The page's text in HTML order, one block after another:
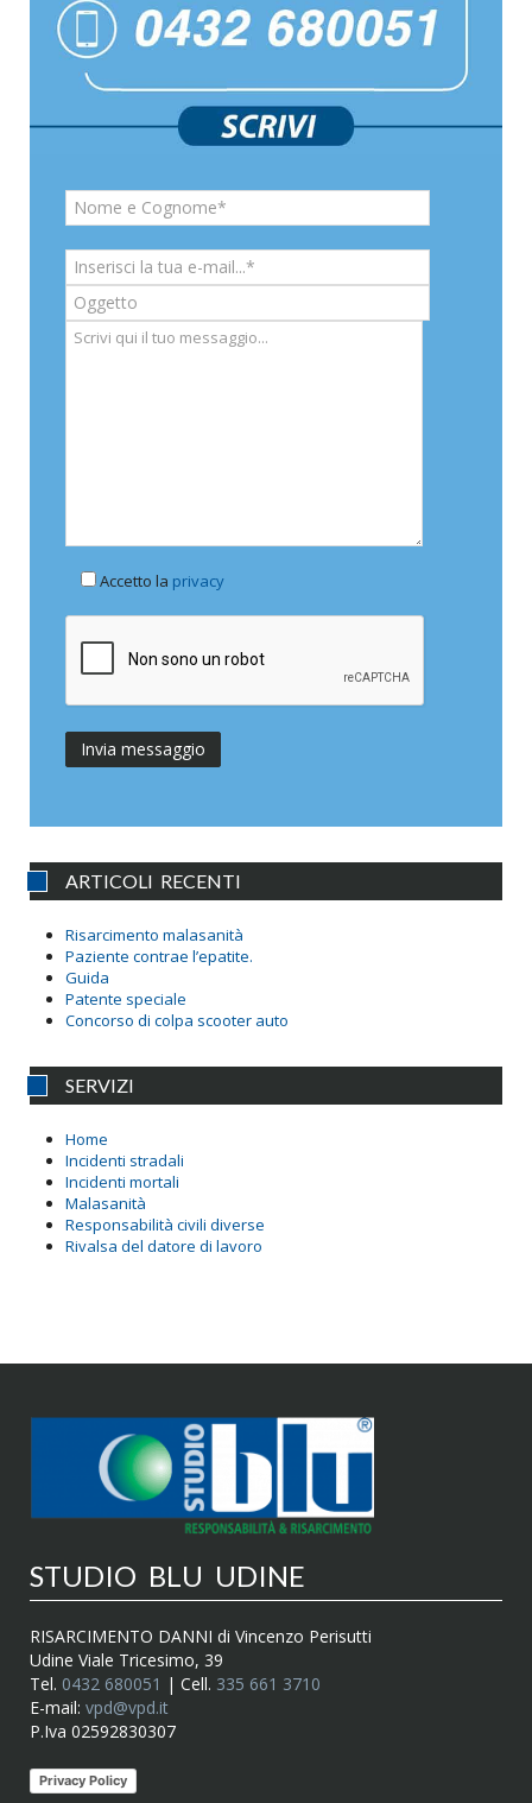
Accetto la privacy
ARTICOLI RECENTI
Risarcimento malasanità
Paziente contrae l’epatite.
Guida
Patente speciale
Concorso di colpa scooter auto
SERVIZI
Home
Incidenti stradali
Incidenti mortali
Malasanità
Responsabilità civili diverse
Rivalsa del datore di lavoro
STUDIO BLU UDINE
RISARCIMENTO DANNI di Vincenzo Perisutti
Udine Viale Tricesimo, 39
Tel. 0432 680051 | Cell. 335 661 3710
E-mail: vpd@vpd.it
P.Iva 02592830307
Privacy Policy